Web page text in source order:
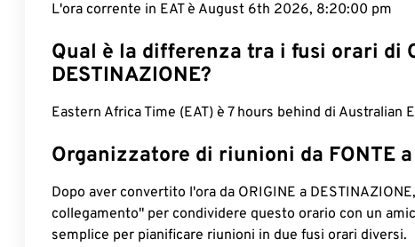
L'ora corrente in EAT è August 6th 2026, 8:20:01 pm
Qual è la differenza tra i fusi orari di
DESTINAZIONE?
Eastern Africa Time (EAT) è 7 hours behind di Australian
Organizzatore di riunioni da FONTE a
Dopo aver convertito l'ora da ORIGINE a
collegamento" per condividere questo orario con un
semplice per pianificare riunioni in due fusi orari diversi.